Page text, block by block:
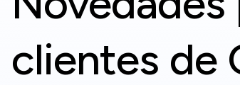
clientes de